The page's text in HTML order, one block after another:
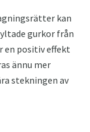
kan
gurkor från
en positiv effekt
ännu mer
stekningen av